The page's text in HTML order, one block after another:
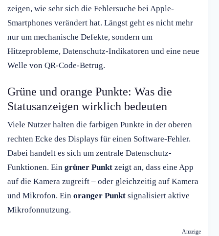
zeigen, wie sehr sich die Fehlersuche bei Apple-
Smartphones verändert hat. Längst geht es nicht mehr
nur um mechanische Defekte, sondern um
Hitzeprobleme, Datenschutz-Indikatoren und eine neue
Welle von QR-Code-Betrug.
Grüne und orange Punkte: Was die
Statusanzeigen wirklich bedeuten
Viele Nutzer halten die farbigen Punkte in der oberen
rechten Ecke des Displays für einen Software-Fehler.
Dabei handelt es sich um zentrale Datenschutz-
Funktionen. Ein grüner Punkt zeigt an, dass eine App
auf die Kamera zugreift – oder gleichzeitig auf Kamera
und Mikrofon. Ein oranger Punkt signalisiert aktive
Mikrofonnutzung.
Anzeige